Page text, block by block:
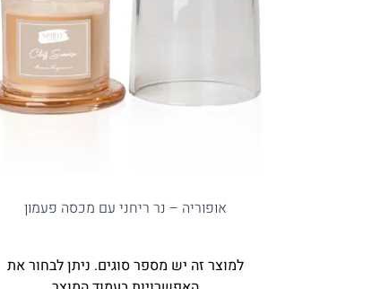
אופוריה – נר ריחני עם מכסה פעמון
למוצר זה יש מספר סוגים. ניתן לבחור את